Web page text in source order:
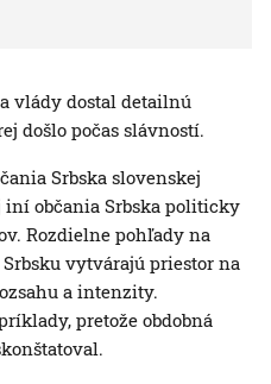
vlády dostal detailnú
došlo počas slávností.
Srbska slovenskej
iní občania Srbska politicky
Rozdielne pohľady na
vytvárajú priestor na
a intenzity.
pretože obdobná